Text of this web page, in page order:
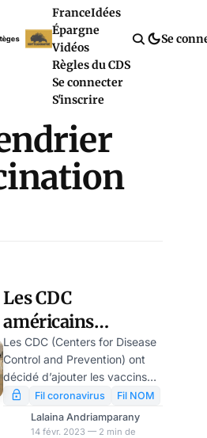
FranceIdées
Épargne
Vidéos
Règles du CDS
Se connecter
S'inscrire
Se
Les CDC
américains
intègrent les
injections Covid
aux calendriers de
vaccination
Les CDC (Centers for Disease
Control and Prevention) ont
décidé d’ajouter les vaccins
contre le Covid-19 aux
calendriers de vaccination des
adultes et des enfants.
Fil coronavirus
Fil NOM
Lalaina Andriamparany
14 févr. 2023 — 2 min de